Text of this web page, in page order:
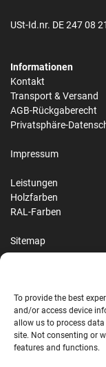
To provide the best
and/or access device
allow us to process
site. Not consenting or
features and functions.
USt-Id.nr. DE 247 08
Informationen
Kontakt
Transport & Versand
AGB-Rückgaberecht
Privatsphäre-
Impressum
Leistungen
Holzfarben
RAL-Farben
Sitemap
G Google